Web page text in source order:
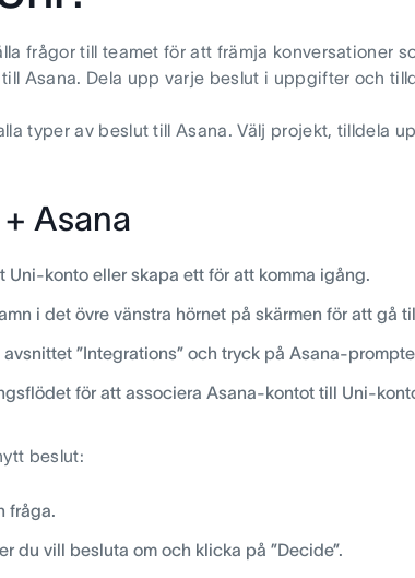
frågor till teamet för att främja konversationer
Asana. Dela upp varje beslut i uppgifter och
typer av beslut till Asana. Välj projekt, tilldela
Asana
Uni-konto eller skapa ett för att komma igång.
i det övre vänstra hörnet på skärmen för att gå
”Integrations” och tryck på Asana-
för att associera Asana-kontot till Uni-
beslut:
fråga.
du vill besluta om och klicka på ”Decide”.